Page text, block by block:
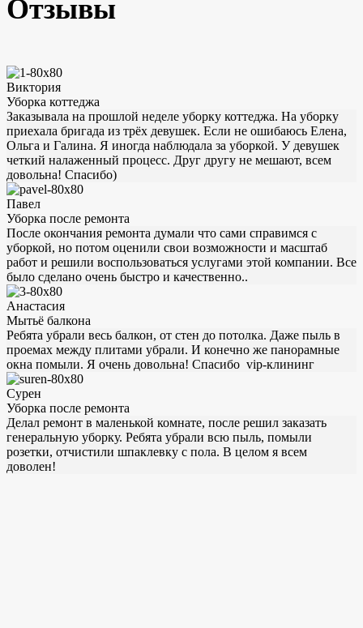
Отзывы
Виктория
Уборка коттеджа
Заказывала на прошлой неделе уборку коттеджа. На уборку
приехала бригада из трёх девушек. Если не ошибаюсь Елена,
Ольга и Галина. Я иногда наблюдала за уборкой. У девушек
четкий налаженный процесс. Друг другу не мешают, всем
довольна! Спасибо)
Павел
Уборка после ремонта
После окончания ремонта думали что сами справимся с
уборкой, но потом оценили свои возможности и масштаб
работ и решили воспользоваться услугами этой компании. Все
было сделано очень быстро и качественно..
Анастасия
Мытьё балкона
Ребята убрали весь балкон, от стен до потолка. Даже пыль в
проемах между плитами убрали. И конечно же панорамные
окна помыли. Я очень довольна! Спасибо vip-клининг
Сурен
Уборка после ремонта
Делал ремонт в маленькой комнате, после решил заказать
генеральную уборку. Ребята убрали всю пыль, помыли
розетки, отчистили шпаклевку с пола. В целом я всем
доволен!